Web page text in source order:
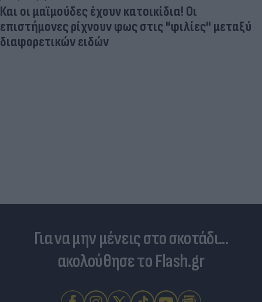
Για να μην μένεις στο σκοτάδι...
ακολούθησε το Flash.gr